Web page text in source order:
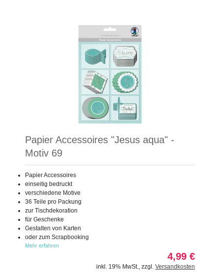
Papier Accessoires "Jesus aqua" -
Motiv 69
Papier Accessoires
einseitig bedruckt
verschiedene Motive
36 Teile pro Packung
zur Tischdekoration
für Geschenke
Gestalten von Karten
oder zum Scrapbooking
Mehr erfahren
4,99 €
inkl. 19% MwSt. zzgl. Versandkosten